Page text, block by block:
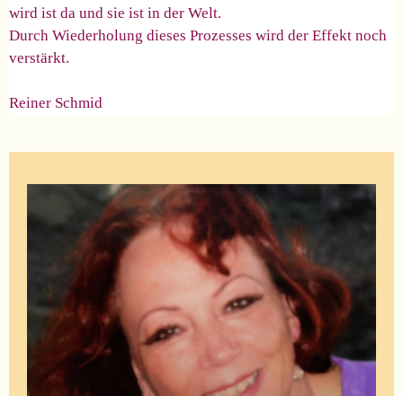
wird ist da und sie ist in der Welt.
Durch Wiederholung dieses Prozesses wird der Effekt noch
verstärkt.
Reiner Schmid